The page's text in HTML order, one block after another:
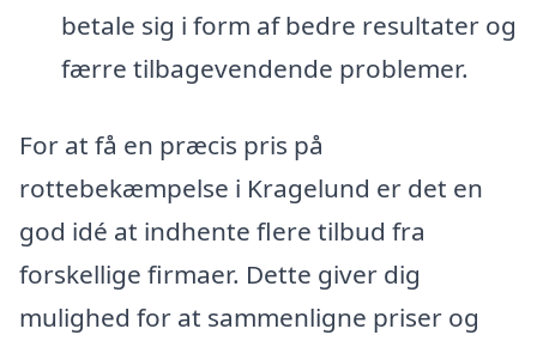
betale sig i form af bedre resultater og
færre tilbagevendende problemer.
For at få en præcis pris på
rottebekæmpelse i Kragelund er det en
god idé at indhente flere tilbud fra
forskellige firmaer. Dette giver dig
mulighed for at sammenligne priser og